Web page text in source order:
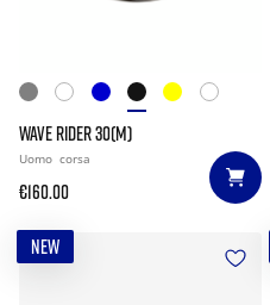
WAVE RIDER 30(M)
Uomo corsa
€160.00
NEW